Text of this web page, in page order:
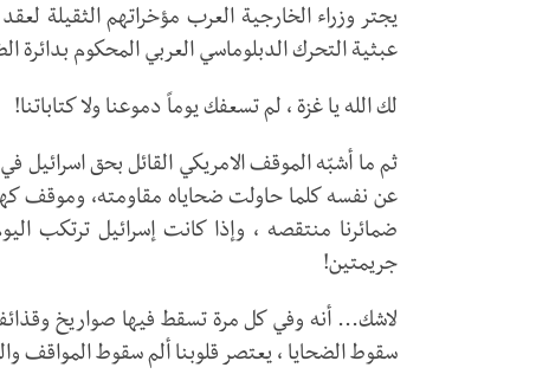
يجتر وزراء الخارجية العرب مؤخراتهم الثقيلة
عبثية التحرك الدبلوماسي العربي المحكوم بدائرة
لك الله يا غزة ، لم تسعفك يوماً دموعنا ولا كتاباتنا!
ثم ما أشبّه الموقف الامريكي القائل بحق اسرائيل
عن نفسه كلما حاولت ضحاياه مقاومته، وموقف
ضمائرنا منتقصه ، وإذا كانت إسرائيل ترتكب
جريمتين!
لاشك... أنه وفي كل مرة تسقط فيها صواريخ
سقوط الضحايا ، يعتصر قلوبنا ألم سقوط المواقف